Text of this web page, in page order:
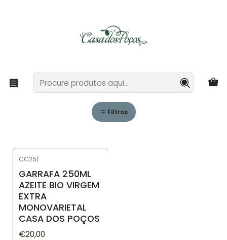
Azeite Virgem Extra Monovarietal
Azeite Virgem Extra
Monovarietal
Filtros
CC25|
GARRAFA 250ML
AZEITE BIO VIRGEM
EXTRA
MONOVARIETAL
CASA DOS POÇOS
€20,00